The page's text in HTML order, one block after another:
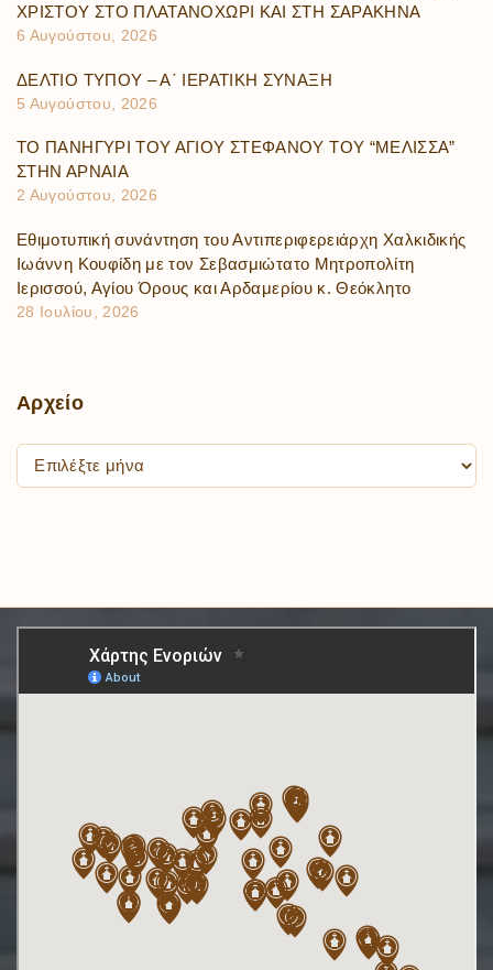
ΧΡΙΣΤΟΥ ΣΤΟ ΠΛΑΤΑΝΟΧΩΡΙ ΚΑΙ ΣΤΗ ΣΑΡΑΚΗΝΑ
6 Αυγούστου, 2026
ΔΕΛΤΙΟ ΤΥΠΟΥ – Α΄ ΙΕΡΑΤΙΚΗ ΣΥΝΑΞΗ
5 Αυγούστου, 2026
ΤΟ ΠΑΝΗΓΥΡΙ ΤΟΥ ΑΓΙΟΥ ΣΤΕΦΑΝΟΥ ΤΟΥ “ΜΕΛΙΣΣΑ”
ΣΤΗΝ ΑΡΝΑΙΑ
2 Αυγούστου, 2026
Εθιμοτυπική συνάντηση του Αντιπεριφερειάρχη Χαλκιδικής
Ιωάννη Κουφίδη με τον Σεβασμιώτατο Μητροπολίτη
Ιερισσού, Αγίου Όρους και Αρδαμερίου κ. Θεόκλητο
28 Ιουλίου, 2026
Αρχείο